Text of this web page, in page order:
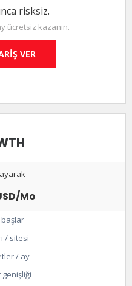
risksiz.
ücretsiz kazanın.
VER
Mo
/ sitesi
/ ay
genişliği